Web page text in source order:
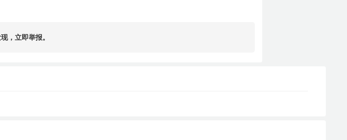
，立即举报。